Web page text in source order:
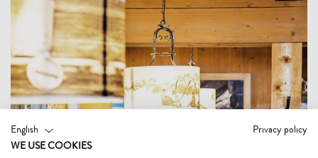
English
Privacy policy
WE USE COOKIES